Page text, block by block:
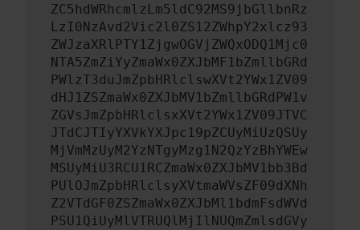
ZC5hdWRhcmlzLm5ldC92MS9jbGllbnRz
LzI0NzAvd2Vic2l0ZS12ZWhpY2xlcz93
ZWJzaXRlPTY1ZjgwOGVjZWQxODQ1Mjc0
NTA5ZmZiYyZmaWx0ZXJbMF1bZmllbGRd
PWlzT3duJmZpbHRlclswXVt2YWx1ZV09
dHJ1ZSZmaWx0ZXJbMV1bZmllbGRdPW1v
ZGVsJmZpbHRlclsxXVt2YWx1ZV09JTVC
JTdCJTIyYXVkYXJpc19pZCUyMiUzQSUy
MjVmMzUyM2YzNTgyMzg1N2QzYzBhYWEw
MSUyMiU3RCU1RCZmaWx0ZXJbMV1bb3Bd
PUlOJmZpbHRlclsyXVtmaWVsZF09dXNh
Z2VTdGF0ZSZmaWx0ZXJbMl1bdmFsdWVd
PSU1QiUyMlVTRUQlMjIlNUQmZmlsdGVy